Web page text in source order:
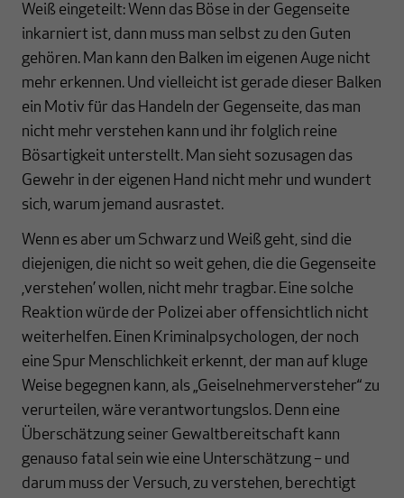
Weiß eingeteilt: Wenn das Böse in der Gegenseite
inkarniert ist, dann muss man selbst zu den Guten
gehören. Man kann den Balken im eigenen Auge nicht
mehr erkennen. Und vielleicht ist gerade dieser Balken
ein Motiv für das Handeln der Gegenseite, das man
nicht mehr verstehen kann und ihr folglich reine
Bösartigkeit unterstellt. Man sieht sozusagen das
Gewehr in der eigenen Hand nicht mehr und wundert
sich, warum jemand ausrastet.
Wenn es aber um Schwarz und Weiß geht, sind die
diejenigen, die nicht so weit gehen, die die Gegenseite
‚verstehen’ wollen, nicht mehr tragbar. Eine solche
Reaktion würde der Polizei aber offensichtlich nicht
weiterhelfen. Einen Kriminalpsychologen, der noch
eine Spur Menschlichkeit erkennt, der man auf kluge
Weise begegnen kann, als „Geiselnehmerversteher“ zu
verurteilen, wäre verantwortungslos. Denn eine
Überschätzung seiner Gewaltbereitschaft kann
genauso fatal sein wie eine Unterschätzung – und
darum muss der Versuch, zu verstehen, berechtigt